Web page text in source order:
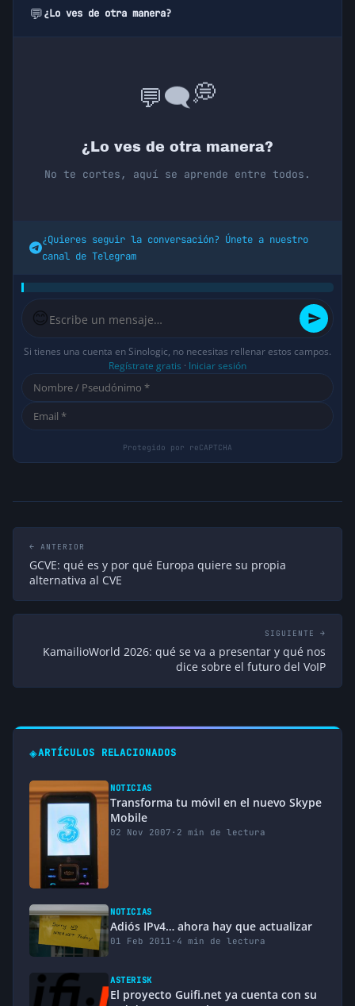
💬¿Lo ves de otra manera?
💬🗨️💭
¿Lo ves de otra manera?
No te cortes, aquí se aprende entre todos.
¿Quieres seguir la conversación? Únete a nuestro
canal de Telegram
😊
Si tienes una cuenta en Sinologic, no necesitas rellenar estos campos.
Regístrate gratis · Iniciar sesión
← ANTERIOR
GCVE: qué es y por qué Europa quiere su propia
alternativa al CVE
SIGUIENTE →
KamailioWorld 2026: qué se va a presentar y qué nos
dice sobre el futuro del VoIP
◈ARTÍCULOS RELACIONADOS
NOTICIAS
Transforma tu móvil en el nuevo Skype
Mobile
02 Nov 2007 · 2 min de lectura
NOTICIAS
Adiós IPv4… ahora hay que actualizar
01 Feb 2011 · 4 min de lectura
ASTERISK
El proyecto Guifi.net ya cuenta con su